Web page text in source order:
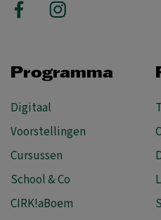
Programma
Digitaal
Voorstellingen
Cursussen
School & Co
CIRK!aBoem